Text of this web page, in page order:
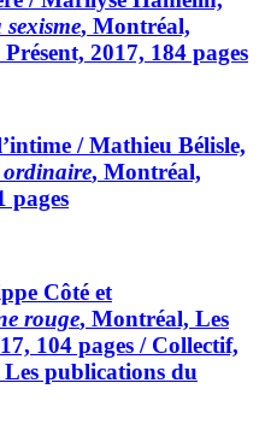
, Montréal,
2017, 184 pages
/ Mathieu Bélisle,
ordinaire, Montréal,
pages
Côté et
rouge, Montréal, Les
104 pages / Collectif,
Les publications du